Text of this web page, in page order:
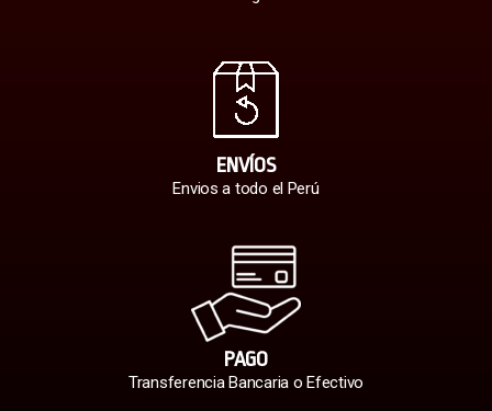
ENVÍOS
Envios a todo el Perú
PAGO
Transferencia Bancaria o Efectivo